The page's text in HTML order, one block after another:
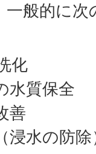
一般的に
化
水質保全
善
浸水の防除